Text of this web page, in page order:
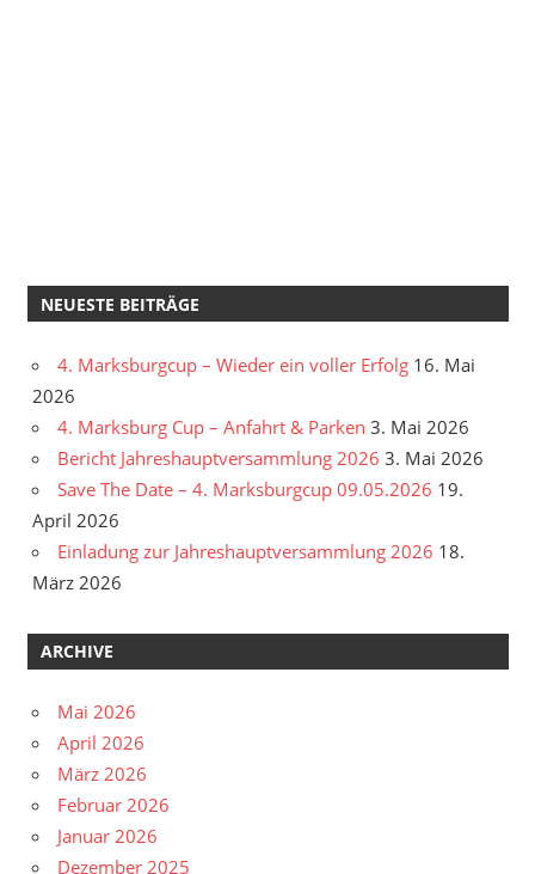
NEUESTE BEITRÄGE
4. Marksburgcup – Wieder ein voller Erfolg 16. Mai
2026
4. Marksburg Cup – Anfahrt & Parken 3. Mai 2026
Bericht Jahreshauptversammlung 2026 3. Mai 2026
Save The Date – 4. Marksburgcup 09.05.2026 19.
April 2026
Einladung zur Jahreshauptversammlung 2026 18.
März 2026
ARCHIVE
Mai 2026
April 2026
März 2026
Februar 2026
Januar 2026
Dezember 2025